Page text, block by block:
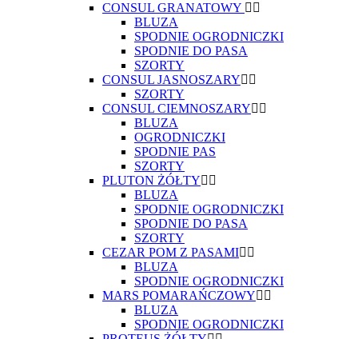
CONSUL GRANATOWY
BLUZA
SPODNIE OGRODNICZKI
SPODNIE DO PASA
SZORTY
CONSUL JASNOSZARY
SZORTY
CONSUL CIEMNOSZARY
BLUZA
OGRODNICZKI
SPODNIE PAS
SZORTY
PLUTON ŻÓŁTY
BLUZA
SPODNIE OGRODNICZKI
SPODNIE DO PASA
SZORTY
CEZAR POM Z PASAMI
BLUZA
SPODNIE OGRODNICZKI
MARS POMARAŃCZOWY
BLUZA
SPODNIE OGRODNICZKI